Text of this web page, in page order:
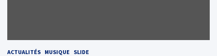
ACTUALITÉS MUSIQUE SLIDE